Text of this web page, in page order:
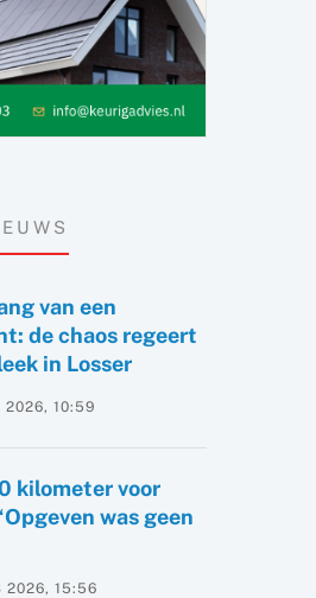
van een
de chaos regeert
in Losser
2026, 10:59
kilometer voor
was geen
2026, 15:56